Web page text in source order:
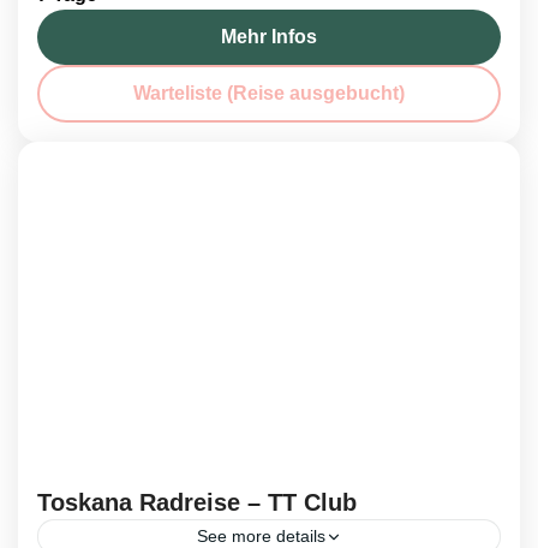
Mehr Infos
Warteliste (Reise ausgebucht)
Toskana Radreise – TT Club
See more details